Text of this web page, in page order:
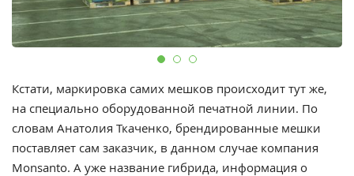
Кстати, маркировка самих мешков происходит тут же,
на специально оборудованной печатной линии. По
словам Анатолия Ткаченко, брендированные мешки
поставляет сам заказчик, в данном случае компания
Monsanto. А уже название гибрида, информация о